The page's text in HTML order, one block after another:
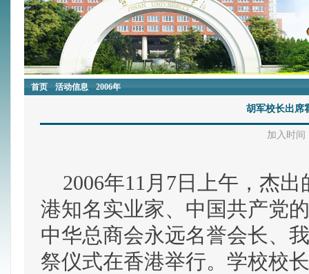
首页 活动信息 2006年
胡军校长出席
加入时间
2006年11月7日上午，杰
港知名实业家、中国共产党
中华总商会永远名誉会长、
祭仪式在香港举行。学校校